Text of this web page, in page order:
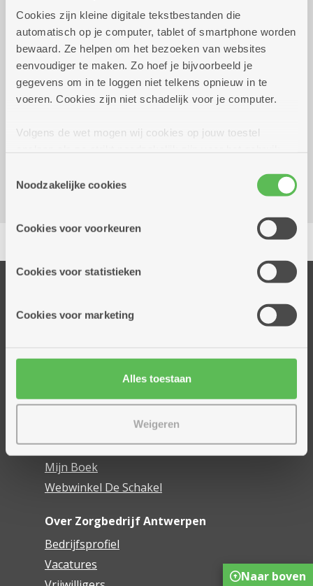
Cookies zijn kleine digitale tekstbestanden die
automatisch op je computer, tablet of smartphone worden
bewaard. Ze helpen om het bezoeken van websites
eenvoudiger te maken. Zo hoef je bijvoorbeeld je
gegevens om in te loggen niet telkens opnieuw in te
voeren. Cookies zijn niet schadelijk voor je computer.
Volgens de wet mogen wij cookies op jouw toestel
cookies hebben we jouw toestemming nodig. Sommige
cookies worden geplaatst door derde partijen die een
informatie over jouw (geanonimiseerd) gebruik van onze
partners kunnen deze gegevens combineren met andere
Noodzakelijke cookies
Cookies voor voorkeuren
Cookies voor statistieken
Cookies voor marketing
Alles toestaan
Weigeren
Wekelijks op woensdag13.45 uur tot 17.00 uur
gratis
spelers gezocht
iedereen welkom
2040 Berendrecht
Delen
Thuisdiensten
Assistentiewoningen
Mijn Zorgbedrijf
Onze innovaties
Mijn Boek
Webwinkel De Schakel
Over Zorgbedrijf Antwerpen
Bedrijfsprofiel
Vacatures
Naar boven